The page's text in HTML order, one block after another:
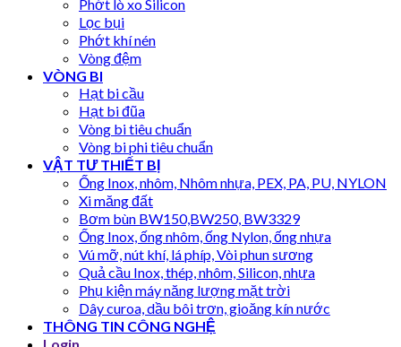
Phớt lò xo Silicon
Lọc bụi
Phớt khí nén
Vòng đệm
VÒNG BI
Hạt bi cầu
Hạt bi đũa
Vòng bi tiêu chuẩn
Vòng bi phi tiêu chuẩn
VẬT TƯ THIẾT BỊ
Ống Inox, nhôm, Nhôm nhựa, PEX, PA, PU, NYLON
Xi măng đất
Bơm bùn BW150,BW250, BW3329
Ống Inox, ống nhôm, ống Nylon, ống nhựa
Vú mỡ, nút khí, lá phíp, Vòi phun sương
Quả cầu Inox, thép, nhôm, Silicon, nhựa
Phụ kiện máy năng lượng mặt trời
Dây curoa, dầu bôi trơn, gioăng kín nước
THÔNG TIN CÔNG NGHỆ